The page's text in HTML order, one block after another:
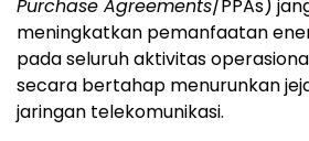
Purchase Agreements/PPAs)
meningkatkan pemanfaatan
pada seluruh aktivitas
secara bertahap menurunkan
jaringan telekomunikasi.